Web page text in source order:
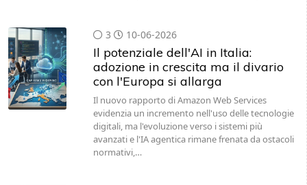
3 10-06-2026
Il potenziale dell'AI in Italia:
adozione in crescita ma il divario
con l'Europa si allarga
Il nuovo rapporto di Amazon Web Services
evidenzia un incremento nell'uso delle tecnologie
digitali, ma l'evoluzione verso i sistemi più
avanzati e l'IA agentica rimane frenata da ostacoli
normativi,…